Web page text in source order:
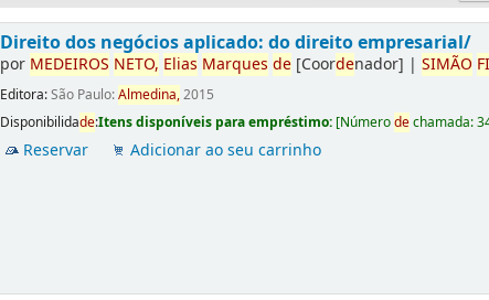
Direito dos negócios aplicado: do direito empresarial/
por MEDEIROS NETO, Elias Marques de [Coordenador] |SIMÃO
Editora:São Paulo:Almedina,2015
Disponibilidade:Itens disponíveis para empréstimo: [Númerodechamada:
Reservar Adicionar ao seu carrinho